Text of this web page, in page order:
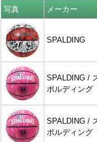
写真
メーカー
SPALDING
SPALDING /
ポルディング
SPALDING /
ポルディング